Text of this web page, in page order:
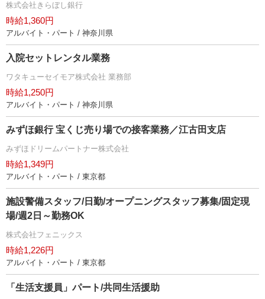
株式会社きらぼし銀行
時給1,360円
アルバイト・パート / 神奈川県
入院セットレンタル業務
ワタキューセイモア株式会社 業務部
時給1,250円
アルバイト・パート / 神奈川県
みずほ銀行 宝くじ売り場での接客業務／江古田支店
みずほドリームパートナー株式会社
時給1,349円
アルバイト・パート / 東京都
施設警備スタッフ/日勤/オープニングスタッフ募集/固定現
場/週2日～勤務OK
株式会社フェニックス
時給1,226円
アルバイト・パート / 東京都
「生活支援員」パート/共同生活援助